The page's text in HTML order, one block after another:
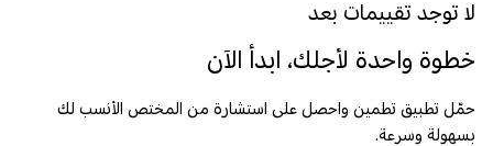
لا توجد تقييمات بعد
خطوة واحدة لأجلك، ابدأ الآن
حمّل تطبيق تطمين واحصل على استشارة من المختص الأنسب لك
بسهولة وسرعة.